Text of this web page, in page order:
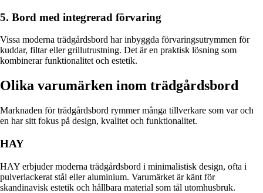
5. Bord med integrerad förvaring
Vissa moderna trädgårdsbord har inbyggda förvaringsutrymmen för
kuddar, filtar eller grillutrustning. Det är en praktisk lösning som
kombinerar funktionalitet och estetik.
Olika varumärken inom trädgårdsbord
Marknaden för trädgårdsbord rymmer många tillverkare som var och
en har sitt fokus på design, kvalitet och funktionalitet.
HAY
HAY erbjuder moderna trädgårdsbord i minimalistisk design, ofta i
pulverlackerat stål eller aluminium. Varumärket är känt för
skandinavisk estetik och hållbara material som tål utomhusbruk.